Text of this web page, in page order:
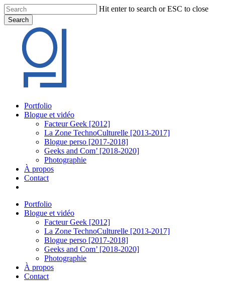
Skip
to
main
content
Hit enter to search or ESC to close
Search
Search
Menu
Portfolio
Blogue et vidéo
Facteur Geek [2012]
La Zone TechnoCulturelle [2013-2017]
Blogue perso [2017-2018]
Geeks and Com’ [2018-2020]
Photographie
À propos
Contact
Portfolio
Blogue et vidéo
Facteur Geek [2012]
La Zone TechnoCulturelle [2013-2017]
Blogue perso [2017-2018]
Geeks and Com’ [2018-2020]
Photographie
À propos
Contact